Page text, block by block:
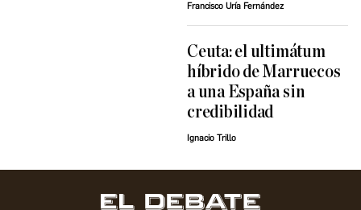
Francisco Uría Fernández
Ceuta: el ultimátum
híbrido de Marruecos
a una España sin
credibilidad
Ignacio Trillo